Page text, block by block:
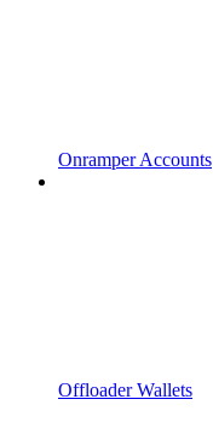
Onramper Accounts
Offloader Wallets